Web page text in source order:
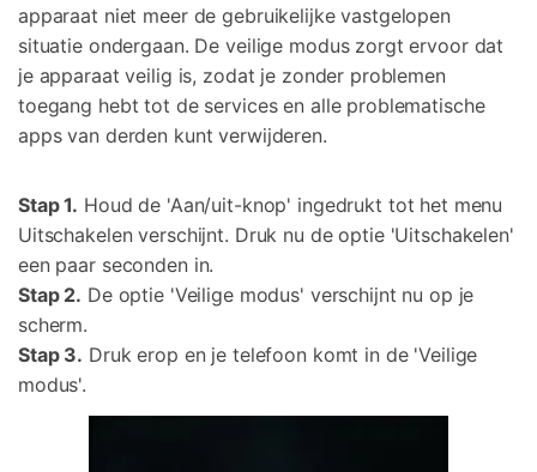
apparaat niet meer de gebruikelijke vastgelopen
situatie ondergaan. De veilige modus zorgt ervoor dat
je apparaat veilig is, zodat je zonder problemen
toegang hebt tot de services en alle problematische
apps van derden kunt verwijderen.
Stap 1. Houd de 'Aan/uit-knop' ingedrukt tot het menu
Uitschakelen verschijnt. Druk nu de optie 'Uitschakelen'
een paar seconden in.
Stap 2. De optie 'Veilige modus' verschijnt nu op je
scherm.
Stap 3. Druk erop en je telefoon komt in de 'Veilige
modus'.